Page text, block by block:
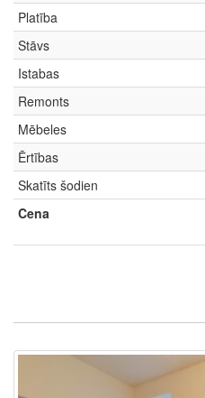
Platība
Stāvs
Istabas
Remonts
Mēbeles
Ērtības
Skatīts šodien
Cena